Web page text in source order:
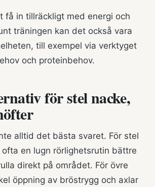
få in tillräckligt med energi och
träningen kan det också vara
till exempel via verktyget
och proteinbehov.
för stel nacke,
alltid det bästa svaret. För stel
en lugn rörlighetsrutin bättre
direkt på området. För övre
öppning av bröstrygg och axlar